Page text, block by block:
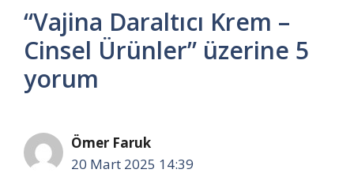
“Vajina Daraltıcı Krem –
Cinsel Ürünler” üzerine 5
yorum
Ömer Faruk
20 Mart 2025 14:39